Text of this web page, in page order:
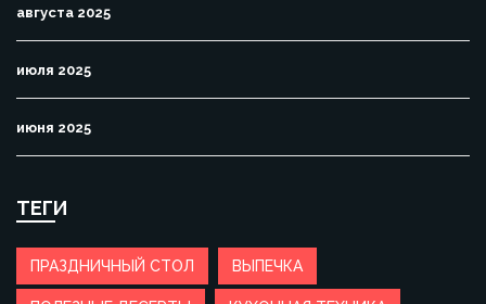
августа 2025
июля 2025
июня 2025
ТЕГИ
ПРАЗДНИЧНЫЙ СТОЛ ВЫПЕЧКА